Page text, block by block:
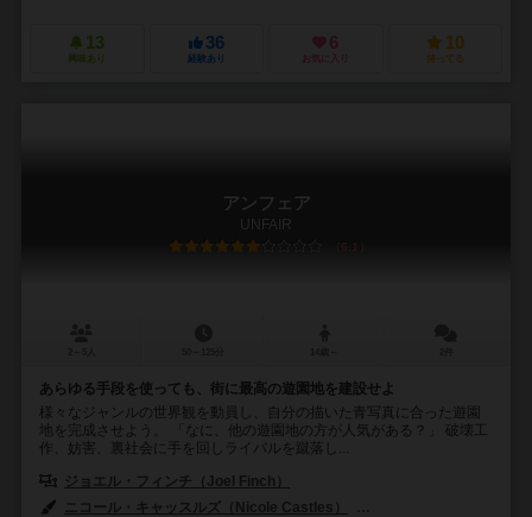
13
興味あり
36
経験あり
6
お気に入り
10
持ってる
アンフェア
UNFAIR
6.1
あらゆる手段を使っても、街に最高の遊園地を建設せよ
様々なジャンルの世界観を動員し、自分の描いた青写真に合った遊園
地を完成させよう。 「なに、他の遊園地の方が人気がある？」 破壊工
作、妨害、裏社会に手を回しライバルを蹴落し...
ジョエル・フィンチ（Joel Finch）
ニコール・キャッスルズ（Nicole Castles）